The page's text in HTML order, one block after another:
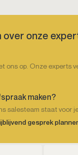
over onze
ons op. Onze experts
maken?
salesteam staat voor
gesprek